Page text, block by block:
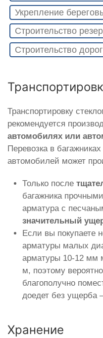
Укрепление
Строительство
Строительство дорог
Транспортировку
рекомендуется
автомобилях или
Перевозка в
автомобилей может
Только после
багажника
арматура с
значительный
Если вы покупаете
арматуры малых
арматуры 10-12 мм
м, поэтому
благополучно
доедет без ущерба
Хранение